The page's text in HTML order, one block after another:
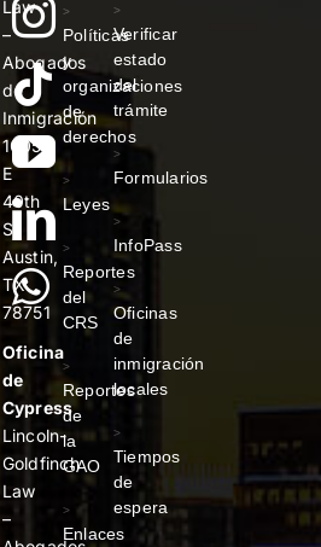
Law
–
Abogados
de
Inmigración
1005
E
40th
St
Austin,
TX
78751
Oficina
de
Cypress
Lincoln-
Goldfinch
Law
–
>
Políticas
y
organizaciones
de
derechos
>
Leyes
>
Reportes
del
CRS
>
Reportes
de
la
GAO
>
Enlaces
>
Verificar
estado
del
trámite
>
Formularios
>
InfoPass
>
Oficinas
de
inmigración
locales
>
Tiempos
de
espera